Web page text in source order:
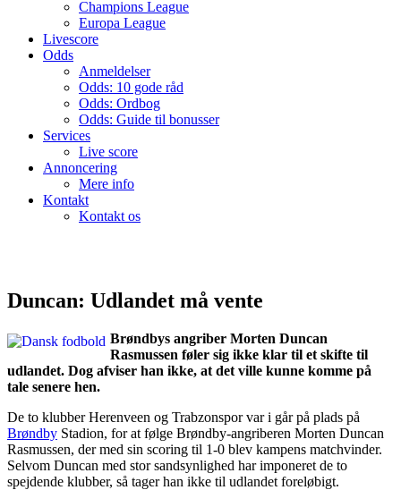
Champions League
Europa League
Livescore
Odds
Anmeldelser
Odds: 10 gode råd
Odds: Ordbog
Odds: Guide til bonusser
Services
Live score
Annoncering
Mere info
Kontakt
Kontakt os
Duncan: Udlandet må vente
Brøndbys angriber Morten Duncan
Rasmussen føler sig ikke klar til et skifte til
udlandet. Dog afviser han ikke, at det ville kunne komme på
tale senere hen.
De to klubber Herenveen og Trabzonspor var i går på plads på
Brøndby Stadion, for at følge Brøndby-angriberen Morten Duncan
Rasmussen, der med sin scoring til 1-0 blev kampens matchvinder.
Selvom Duncan med stor sandsynlighed har imponeret de to
spejdende klubber, så tager han ikke til udlandet foreløbigt.